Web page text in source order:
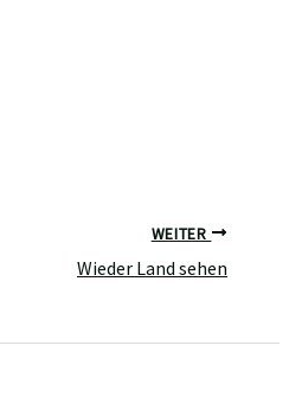
WEITER
Wieder Land sehen